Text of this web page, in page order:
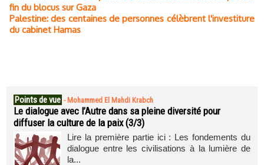
fin du blocus sur Gaza
Palestine: des centaines de personnes célèbrent l'investiture
du cabinet Hamas
Points de vue - Mohammed El Mahdi Krabch
Le dialogue avec l’Autre dans sa pleine diversité pour
diffuser la culture de la paix (3/3)
Lire la première partie ici : Les fondements du
dialogue entre les civilisations à la lumière de
la...